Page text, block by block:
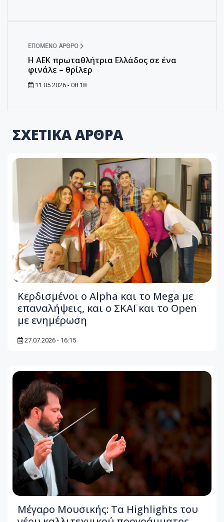
ΕΠΌΜΕΝΟ ΆΡΘΡΟ
Η ΑΕΚ πρωταθλήτρια Ελλάδος σε ένα
φινάλε – θρίλερ
11.05.2026 - 08:18
ΣΧΕΤΙΚΑ ΑΡΘΡΑ
Κερδισμένοι ο Alpha και το Mega με
επαναλήψεις, και ο ΣΚΑΪ και το Open
με ενημέρωση
27.07.2026 - 16:15
Μέγαρο Μουσικής: Τα Highlights του